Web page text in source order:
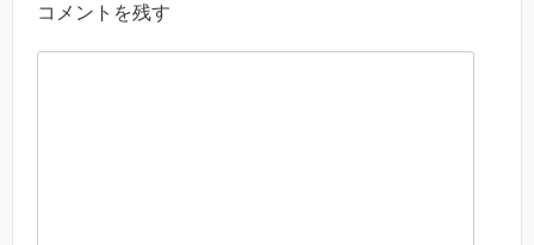
コメントを残す